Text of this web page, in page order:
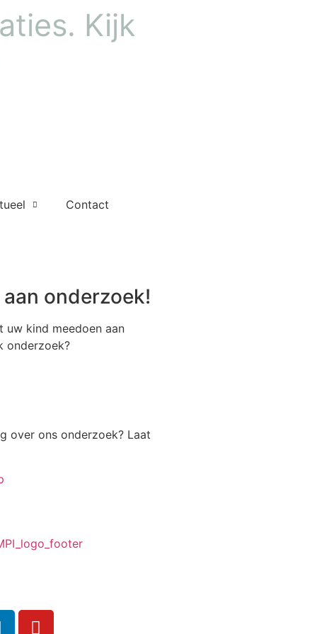
Kijk
Contact
onderzoek!
uw kind meedoen aan
onderzoek?
over ons onderzoek? Laat